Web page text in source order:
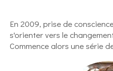
En 2009, prise de
s'orienter vers le
Commence alors une série